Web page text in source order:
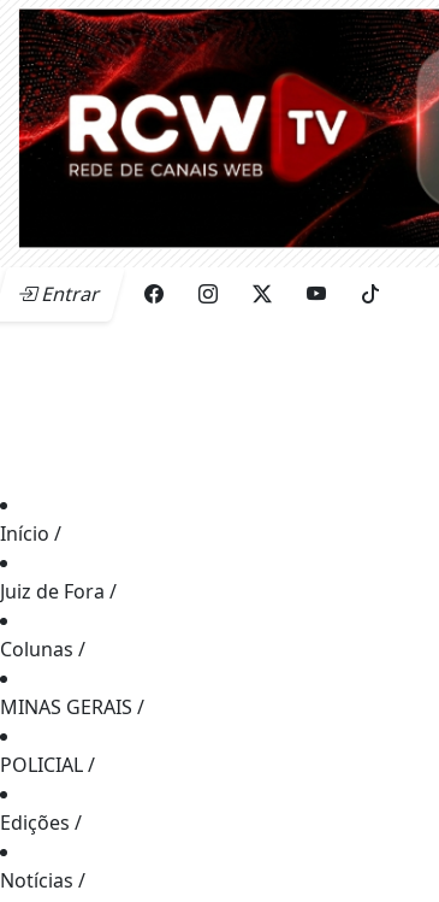
Entrar
Início /
Juiz de Fora /
Colunas /
MINAS GERAIS /
POLICIAL/
Edições /
Notícias /